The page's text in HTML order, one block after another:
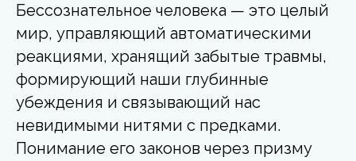
Бессознательное человека — это целый
мир, управляющий автоматическими
реакциями, хранящий забытые травмы,
формирующий наши глубинные
убеждения и связывающий нас
невидимыми нитями с предками.
Понимание его законов через призму